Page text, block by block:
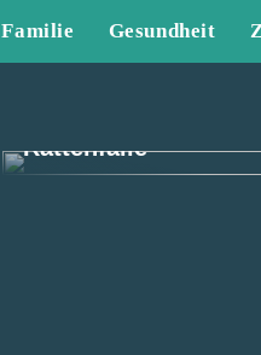
Familie Gesundheit
Rattenfalle